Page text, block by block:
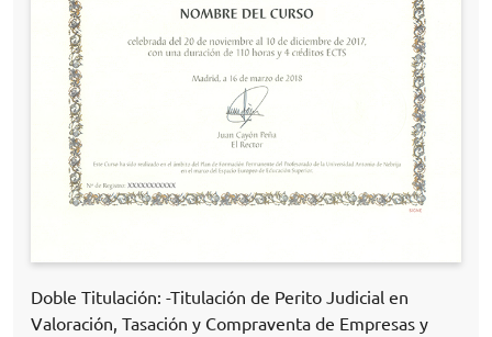
Doble Titulación: -Titulación de Perito Judicial en
Valoración, Tasación y Compraventa de Empresas y